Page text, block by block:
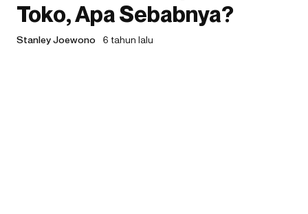
Toko, Apa Sebabnya?
Stanley Joewono 6 tahun lalu